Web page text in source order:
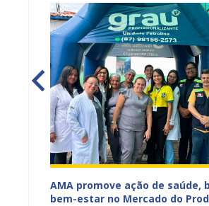
AMA promove ação de saúde,
bem-estar no Mercado do